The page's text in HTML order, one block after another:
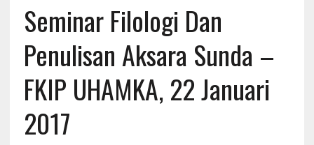
Seminar Filologi Dan
Penulisan Aksara Sunda –
FKIP UHAMKA, 22 Januari
2017